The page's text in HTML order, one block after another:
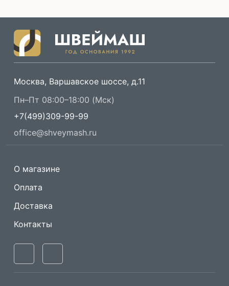
Москва, Варшавское шоссе, д.11
Пн–Пт 08:00–18:00 (Мск)
+7(499)309-99-99
office@shveymash.ru
О магазине
Оплата
Доставка
Контакты